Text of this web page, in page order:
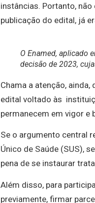
instâncias. Portanto,
publicação do edital, já
O Enamed, aplicado
decisão de 2023,
Chama a atenção,
edital voltado às
permanecem em vigor
Se o argumento central
Único de Saúde (SUS),
pena de se instaurar
Além disso, para
previamente, firmar